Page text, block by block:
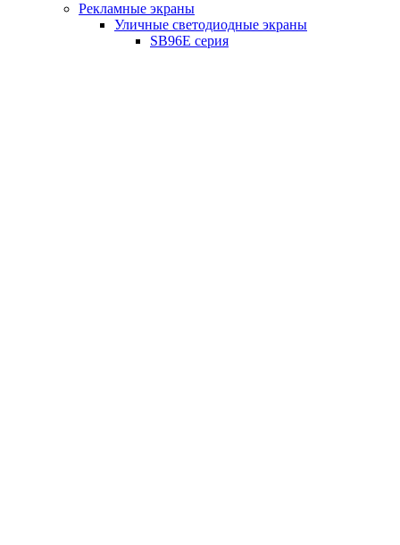
Рекламные экраны
Уличные светодиодные экраны
SB96E серия